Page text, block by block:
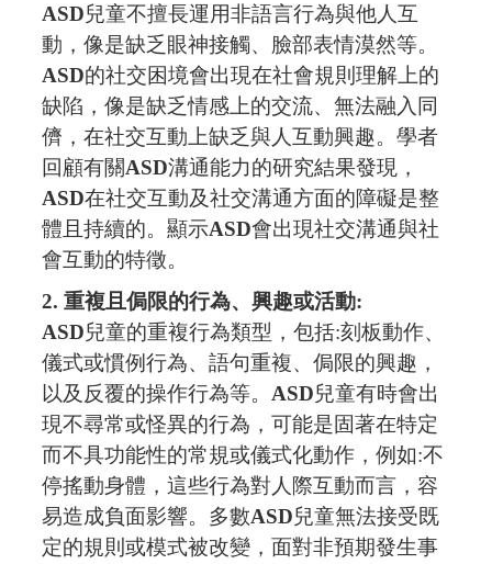
ASD兒童不擅長運用非語言行為與他人互
動，像是缺乏眼神接觸、臉部表情漠然等。
ASD的社交困境會出現在社會規則理解上的
缺陷，像是缺乏情感上的交流、無法融入同
儕，在社交互動上缺乏與人互動興趣。學者
回顧有關ASD溝通能力的研究結果發現，
ASD在社交互動及社交溝通方面的障礙是整
體且持續的。顯示ASD會出現社交溝通與社
會互動的特徵。
2. 重複且侷限的行為、興趣或活動:
ASD兒童的重複行為類型，包括:刻板動作、
儀式或慣例行為、語句重複、侷限的興趣，
以及反覆的操作行為等。 ASD兒童有時會出
現不尋常或怪異的行為，可能是固著在特定
而不具功能性的常規或儀式化動作，例如:不
停搖動身體，這些行為對人際互動而言，容
易造成負面影響。多數ASD兒童無法接受既
定的規則或模式被改變，面對非預期發生事